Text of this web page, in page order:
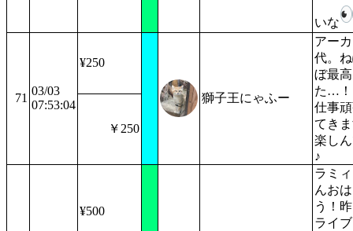
いな
71
03/03
07:53:04
¥250
獅子王にゃふー
アー
代。
ぼ最
た…！
仕事
てき
楽し
♪
￥250
¥500
ラミ
んお
う！
ライ